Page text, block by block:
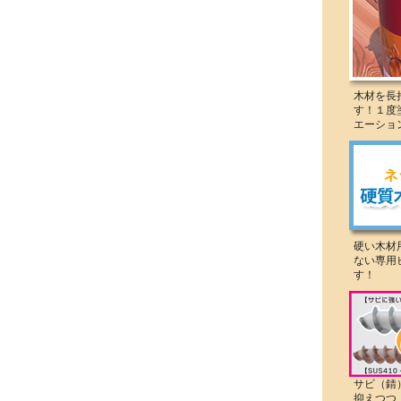
木材を長
す！１度
エーショ
硬い木材
ない専用
す！
サビ（錆
抑えつつ